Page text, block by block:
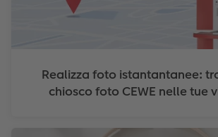
Realizza foto istantantanee:
chiosco foto CEWE nelle tue